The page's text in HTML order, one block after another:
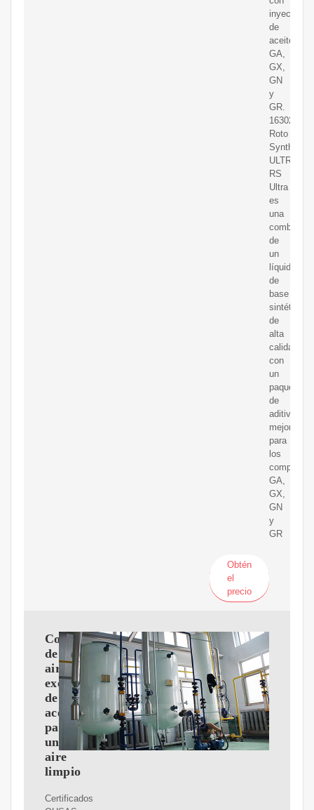
inyección
de
aceite
GA,
GX,
GN
y
GR.
Roto
Synthetic
ULTRA
RS
Ultra
es
una
de
un
líquido
de
base
sintética
de
alta
calidad
con
un
paquete
de
aditivos
mejorado
para
los
GA,
GX,
GN
y
GR
Obtén
el
precio
Compresores
de
aire
exentos
de
aceite
para
un
aire
limpio
Certificados